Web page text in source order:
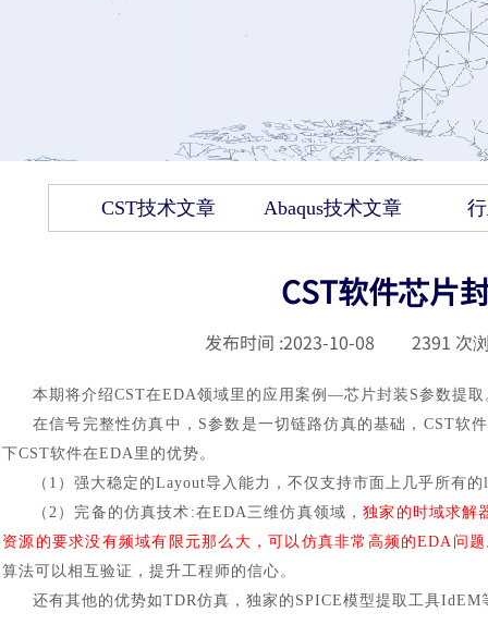
CST技术文章 Abaqus技术文章
CST软件芯片
发布时间 :2023-10-08 2391 次
本期将介绍CST在EDA领域里的应用案例—芯片封装S参数提取
在信号完整性仿真中， S参数是一切链路仿真的基础，CST软
下CST软件在EDA里的优势。
（ 1）强大稳定的Layout导入能力，不仅支持市面上几乎所有
（2）完备的仿真技术:在EDA三维仿真领域，独家的时域求解
资源的要求没有频域有限元那么大，可以仿真非常高频的EDA问
算法可以相互验证，提升工程师的信心。
还有其他的优势如TDR仿真，独家的SPICE模型提取工具